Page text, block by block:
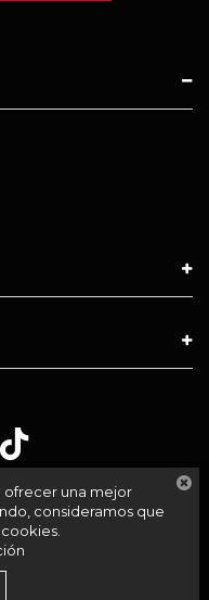
de Privacidad
ofrecer una mejor
consideramos que